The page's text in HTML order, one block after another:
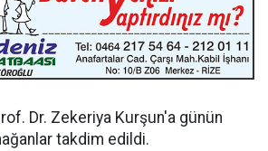
Dr. Zekeriya Kurşun'a günün
takdim edildi.